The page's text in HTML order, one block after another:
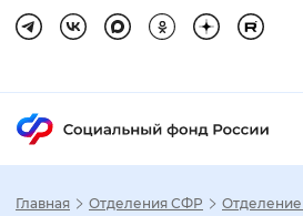
Главная Отделения СФР